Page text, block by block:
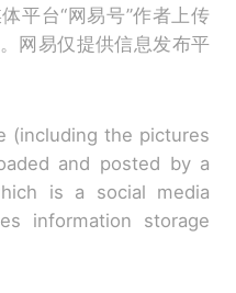
平台“网易号”作者上传
网易仅提供信息发布平
(including the pictures
and posted by a
is a social media
information storage